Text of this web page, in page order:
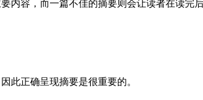
内容，而一篇不佳的摘要则会让读者在读完后
此正确呈现摘要是很重要的。